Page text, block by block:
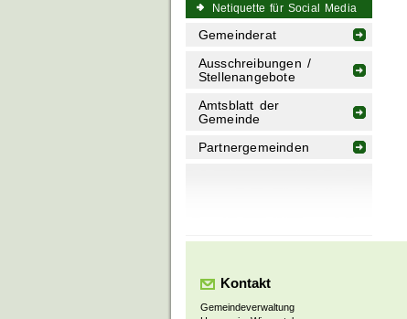
Netiquette für Social Media
Gemeinderat
Ausschreibungen /
Stellenangebote
Amtsblatt der
Gemeinde
Partnergemeinden
Kontakt
Gemeindeverwaltung